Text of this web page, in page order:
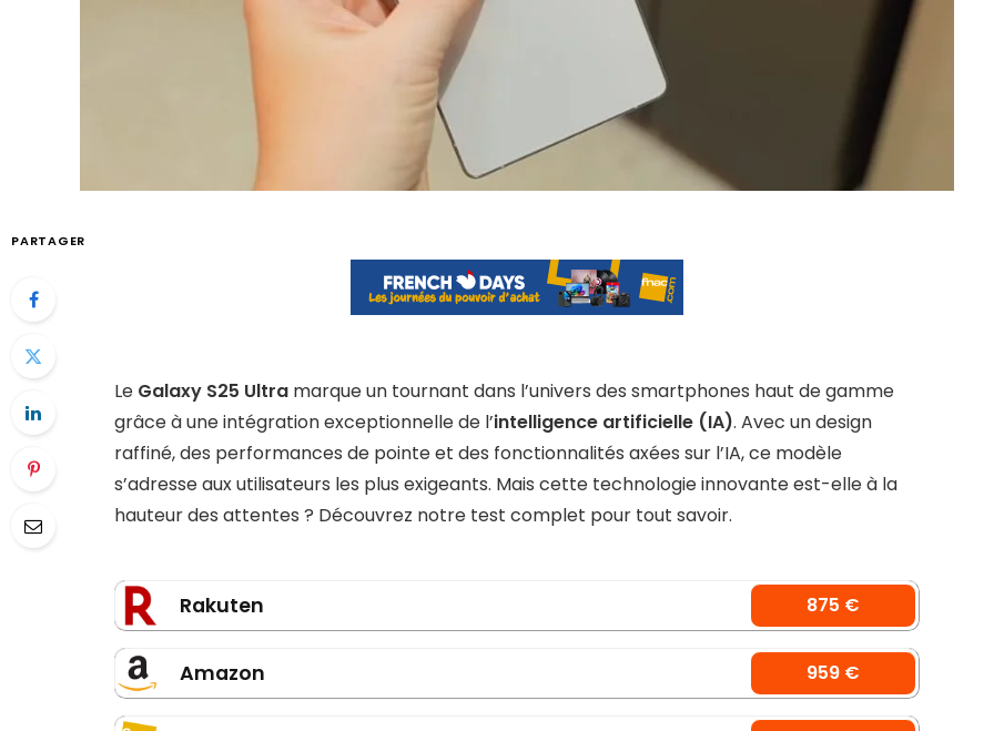
PARTAGER
Le Galaxy S25 Ultra marque un tournant dans l’univers des smartphones haut de gamme
grâce à une intégration exceptionnelle de l’intelligence artificielle (IA). Avec un design
raffiné, des performances de pointe et des fonctionnalités axées sur l’IA, ce modèle
s’adresse aux utilisateurs les plus exigeants. Mais cette technologie innovante est-elle à la
hauteur des attentes ? Découvrez notre test complet pour tout savoir.
Rakuten 875 €
Amazon 959 €